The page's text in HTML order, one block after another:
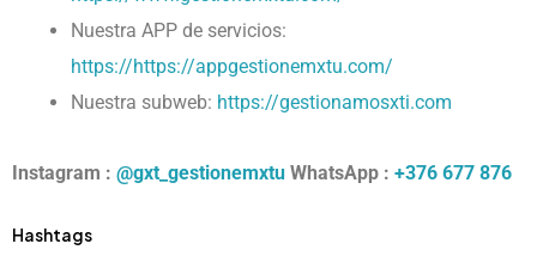
Nuestra APP de servicios:
https://https://appgestionemxtu.com/
Nuestra subweb: https://gestionamosxti.com
Instagram : @gxt_gestionemxtu WhatsApp : +376 677 876
Hashtags